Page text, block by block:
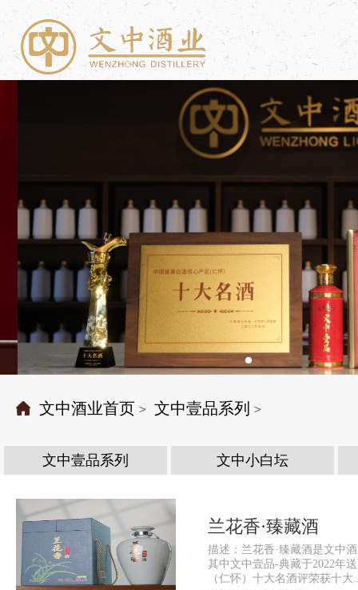
文中酒业首页 > 文中壹品系列 >
文中壹品系列 文中小白坛
兰花香·臻藏酒
描述：兰花香·臻藏酒是文中
其中文中壹品-典藏于2022年
（仁怀）十大名酒评荣获十大